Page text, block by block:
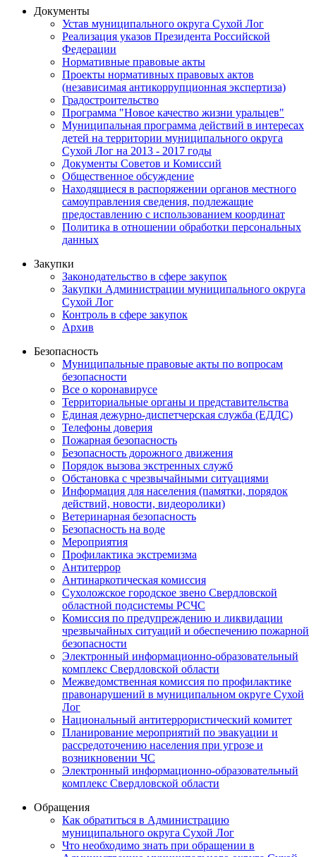
Документы
Устав муниципального округа Сухой Лог
Реализация указов Президента Российской
Федерации
Нормативные правовые акты
Проекты нормативных правовых актов
(независимая антикоррупционная экспертиза)
Градостроительство
Программа "Новое качество жизни уральцев"
Муниципальная программа действий в интересах
детей на территории муниципального округа
Сухой Лог на 2013 - 2017 годы
Документы Советов и Комиссий
Общественное обсуждение
Находящиеся в распоряжении органов местного
самоуправления сведения, подлежащие
предоставлению с использованием координат
Политика в отношении обработки персональных
данных
Закупки
Законодательство в сфере закупок
Закупки Администрации муниципального округа
Сухой Лог
Контроль в сфере закупок
Архив
Безопасность
Муниципальные правовые акты по вопросам
безопасности
Все о коронавирусе
Территориальные органы и представительства
Единая дежурно-диспетчерская служба (ЕДДС)
Телефоны доверия
Пожарная безопасность
Безопасность дорожного движения
Порядок вызова экстренных служб
Обстановка с чрезвычайными ситуациями
Информация для населения (памятки, порядок
действий, новости, видеоролики)
Ветеринарная безопасность
Безопасность на воде
Мероприятия
Профилактика экстремизма
Антитеррор
Антинаркотическая комиссия
Сухоложское городское звено Свердловской
областной подсистемы РСЧС
Комиссия по предупреждению и ликвидации
чрезвычайных ситуаций и обеспечению пожарной
безопасности
Электронный информационно-образовательный
комплекс Cвердловской области
Межведомственная комиссия по профилактике
правонарушений в муниципальном округе Сухой
Лог
Национальный антитеррористический комитет
Планирование мероприятий по эвакуации и
рассредоточению населения при угрозе и
возникновении ЧС
Электронный информационно-образовательный
комплекс Свердловской области
Обращения
Как обратиться в Администрацию
муниципального округа Сухой Лог
Что необходимо знать при обращении в